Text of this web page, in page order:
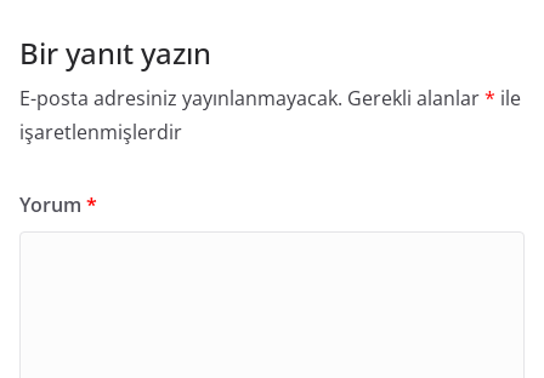
Bir yanıt yazın
E-posta adresiniz yayınlanmayacak. Gerekli alanlar* ile
işaretlenmişlerdir
Yorum *